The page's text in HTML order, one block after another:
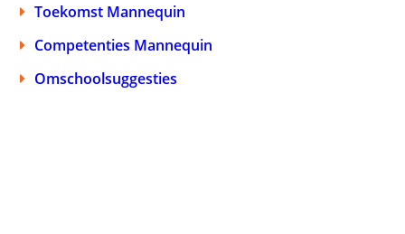
Toekomst Mannequin
Competenties Mannequin
Omschoolsuggesties